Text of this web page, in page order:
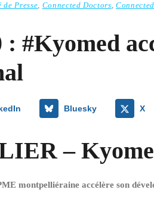
de Presse, Connected Doctors,
#Kyomed
Bluesky X
–
montpelliéraine accélère son